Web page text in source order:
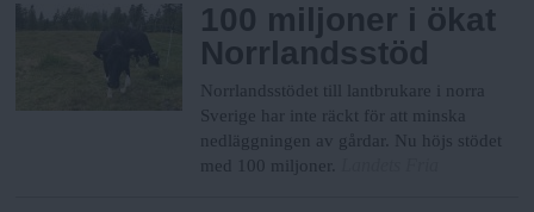
100 miljoner i ökat
Norrlandsstöd
Norrlandsstödet till lantbrukare i norra
Sverige har inte räckt för att minska
nedläggningen av gårdar. Nu höjs stödet
med 100 miljoner.